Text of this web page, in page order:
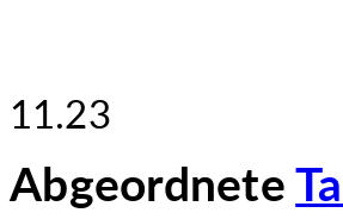
11.23
Abgeordnete